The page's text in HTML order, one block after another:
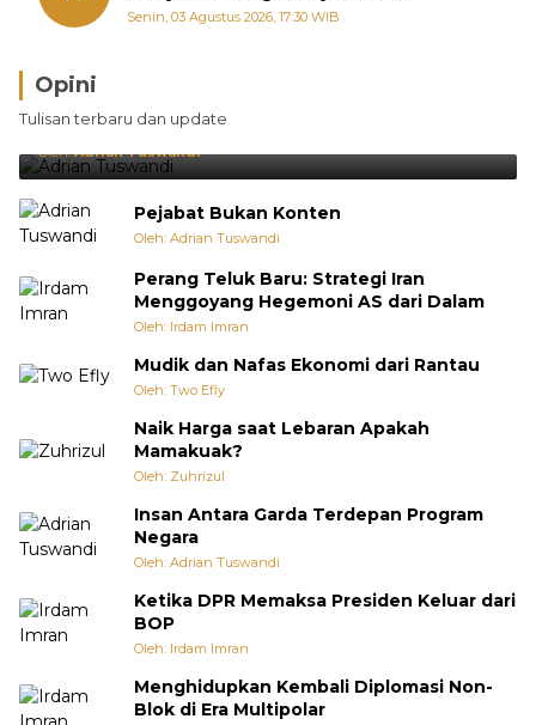
Perintahkan OPD Siaga
Senin, 03 Agustus 2026, 17:30 WIB
Opini
Tulisan terbaru dan update
Brasil Lebih Diunggulkan, tetapi Jepang Selalu
Punya Cara Membuat Kejutan
Oleh:Adrian Tuswandi
Pejabat Bukan Konten
Oleh: Adrian Tuswandi
Perang Teluk Baru: Strategi Iran
Menggoyang Hegemoni AS dari Dalam
Oleh: Irdam Imran
Mudik dan Nafas Ekonomi dari Rantau
Oleh: Two Efly
Naik Harga saat Lebaran Apakah
Mamakuak?
Oleh: Zuhrizul
Insan Antara Garda Terdepan Program
Negara
Oleh: Adrian Tuswandi
Ketika DPR Memaksa Presiden Keluar dari
BOP
Oleh: Irdam Imran
Menghidupkan Kembali Diplomasi Non-
Blok di Era Multipolar